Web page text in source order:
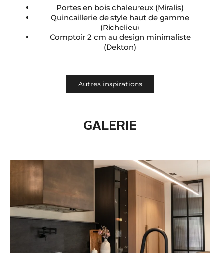
Portes en bois chaleureux (Miralis)
Quincaillerie de style haut de gamme
(Richelieu)
Comptoir 2 cm au design minimaliste
(Dekton)
Autres inspirations
GALERIE